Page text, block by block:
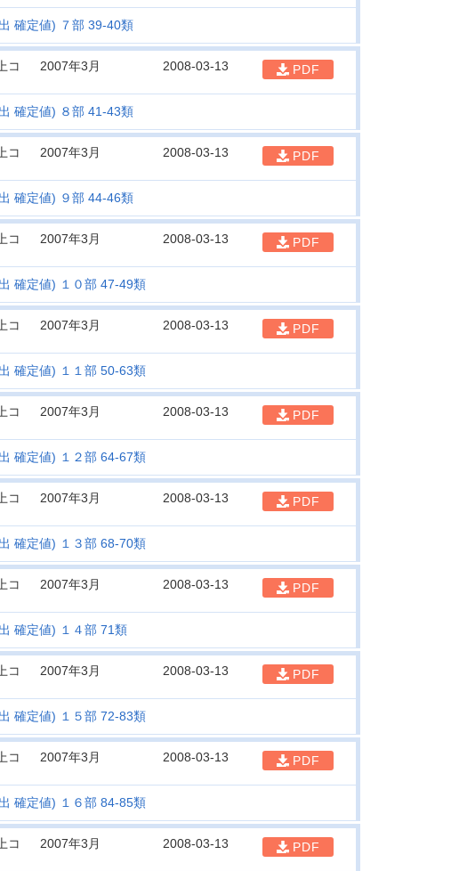
確定値) ７部 39-40類
コ
2007年3月 2008-03-13 PDF
確定値) ８部 41-43類
コ
2007年3月 2008-03-13 PDF
確定値) ９部 44-46類
コ
2007年3月 2008-03-13 PDF
確定値) １０部 47-49類
コ
2007年3月 2008-03-13 PDF
確定値) １１部 50-63類
コ
2007年3月 2008-03-13 PDF
確定値) １２部 64-67類
コ
2007年3月 2008-03-13 PDF
確定値) １３部 68-70類
コ
2007年3月 2008-03-13 PDF
確定値) １４部 71類
コ
2007年3月 2008-03-13 PDF
確定値) １５部 72-83類
コ
2007年3月 2008-03-13 PDF
確定値) １６部 84-85類
コ
2007年3月 2008-03-13 PDF